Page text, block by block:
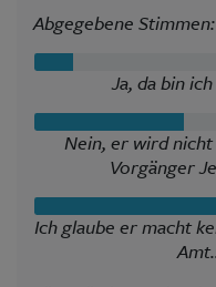
Abgegebene Stimmen:
Ja, da bin
Nein, er wird
Vorgänger
Ich glaube er macht